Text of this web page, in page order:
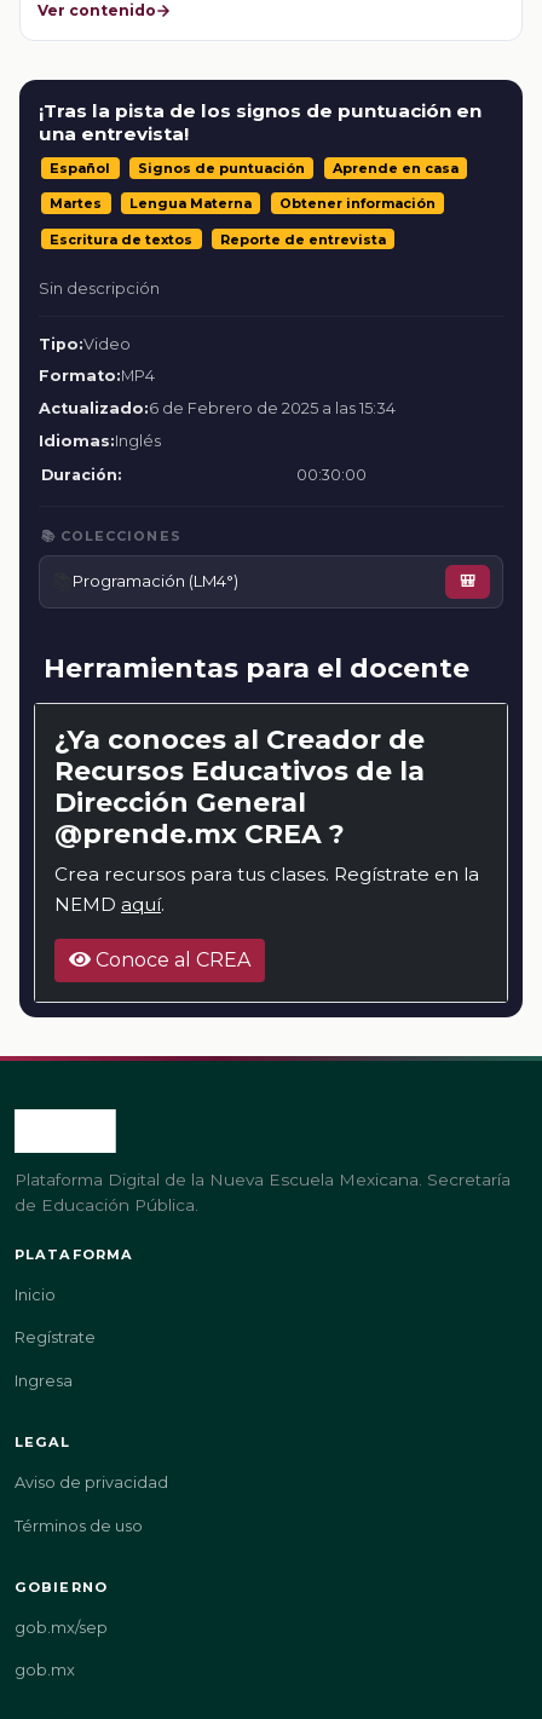
Ver contenido
¡Tras la pista de los signos de puntuación en
una entrevista!
Español Signos de puntuación Aprende en casa
Martes Lengua Materna Obtener información
Escritura de textos Reporte de entrevista
Sin descripción
Tipo:Video
Formato:MP4
Actualizado:6 de Febrero de 2025 a las 15:34
Idiomas:Inglés
Duración:
00:30:00
📚 COLECCIONES
Programación (LM4°) 🎒
Herramientas para el docente
¿Ya conoces al Creador de
Recursos Educativos de la
Dirección General
@prende.mx CREA ?
Crea recursos para tus clases. Regístrate en la
NEMD aquí.
Conoce al CREA
Plataforma Digital de la Nueva Escuela Mexicana. Secretaría
de Educación Pública.
PLATAFORMA
Inicio
Regístrate
Ingresa
LEGAL
Aviso de privacidad
Términos de uso
GOBIERNO
gob.mx/sep
gob.mx